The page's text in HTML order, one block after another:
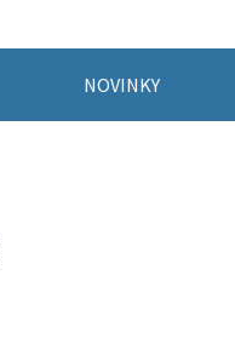
NOVINKY